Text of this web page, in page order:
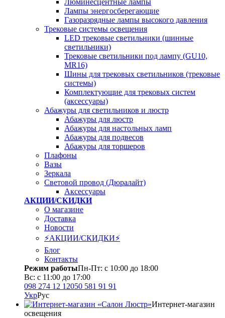
Люминесцентные лампы
Лампы энергосберегающие
Газоразрядные лампы высокого давления
Трековые системы освещения
LED трековые светильники (шинные
светильники)
Трековые светильники под лампу (GU10,
MR16)
Шины для трековых светильников (трековые
системы)
Комплектующие для трековых систем
(аксессуары)
Абажуры для светильников и люстр
Абажуры для люстр
Абажуры для настольных ламп
Абажуры для подвесов
Абажуры для торшеров
Плафоны
Вазы
Зеркала
Световой провод (Дюралайт)
Аксессуары
АКЦИИ/СКИДКИ
О магазине
Доставка
Новости
⚡АКЦИИ/СКИДКИ⚡
Блог
Контакты
Режим работыПн-Пт: с 10:00 до 18:00
Вс: с 11:00 до 17:00
098 274 12 12050 581 91 91
УкрРус
Интернет-магазин
освещения